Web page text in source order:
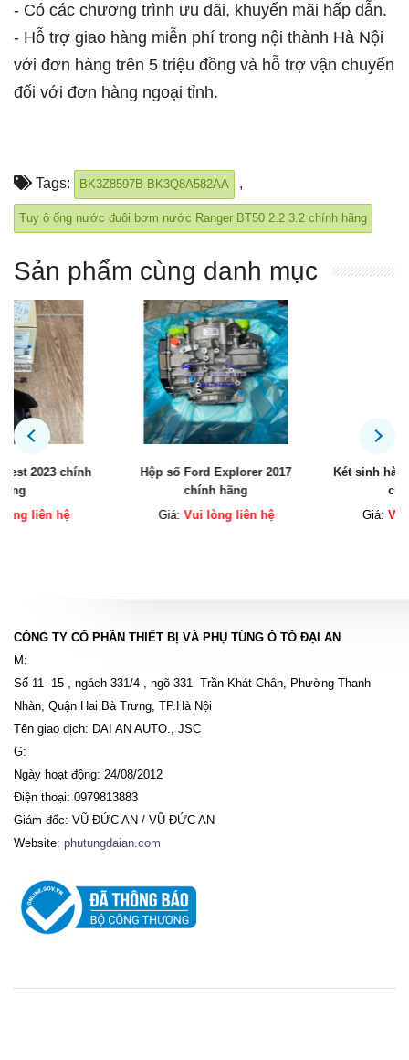
- Có các chương trình ưu đãi, khuyến mãi hấp dẫn.
- Hỗ trợ giao hàng miễn phí trong nội thành Hà Nội
với đơn hàng trên 5 triệu đồng và hỗ trợ vận chuyển
đối với đơn hàng ngoại tỉnh.
Tags: BK3Z8597B BK3Q8A582AA ,
Tuy ô ống nước đuôi bơm nước Ranger BT50 2.2 3.2 chính hãng
Sản phẩm cùng danh mục
Hộp số Ford Explorer 2017
Giá:Vui lòng liên hệ
Két sinh hàn động cơ Explorer
Giá:Vui lòng liên hệ
CÔNG TY CỔ PHẦN THIẾT BỊ VÀ PHỤ TÙNG Ô TÔ ĐẠI AN
M:
Số 11 -15 , ngách 331/4 , ngõ 331 Trần Khát Chân, Phường Thanh
Nhàn, Quận Hai Bà Trưng, TP.Hà Nội
Tên giao dịch: DAI AN AUTO., JSC
G:
Ngày hoạt động: 24/08/2012
Điện thoại: 0979813883
Giám đốc: VŨ ĐỨC AN / VŨ ĐỨC AN
Website: phutungdaian.com